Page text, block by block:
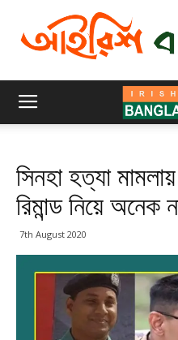
সিনহা হত্যা
রিমান্ড নিয়ে অনেক
7th August 2020